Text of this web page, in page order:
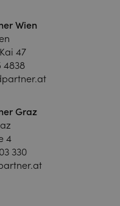
Wien
47
4838
Graz
4
330